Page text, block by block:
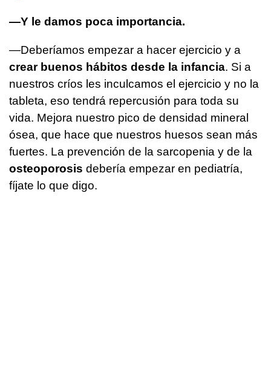
—Y le damos poca importancia.
—Deberíamos empezar a hacer ejercicio y a
crear buenos hábitos desde la infancia. Si a
nuestros críos les inculcamos el ejercicio y no la
tableta, eso tendrá repercusión para toda su
vida. Mejora nuestro pico de densidad mineral
ósea, que hace que nuestros huesos sean más
fuertes. La prevención de la sarcopenia y de la
osteoporosis debería empezar en pediatría,
fíjate lo que digo.